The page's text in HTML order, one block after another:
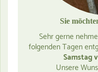
Sie
Sehr gerne
folgenden Tagen
Samstag
Unsere